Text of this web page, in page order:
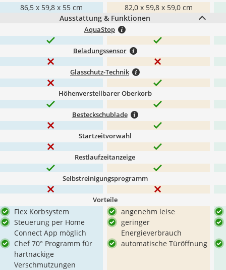
86,5 x 59,8 x 55 cm
82,0 x 59,8 x 59,0 cm
Ausstattung & Funktionen
AquaStop
Beladungssensor
Glasschutz-Technik
Höhenverstellbarer Oberkorb
Besteckschublade
Startzeitvorwahl
Restlaufzeitanzeige
Selbstreinigungsprogramm
Vorteile
Flex Korbsystem
Steuerung per Home
Connect App möglich
Chef 70° Programm für
hartnäckige
Verschmutzungen
angenehm leise
geringer
Energieverbrauch
automatische Türöffnung